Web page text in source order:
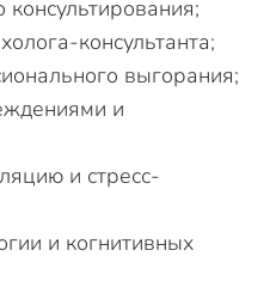
консультанта;
выгорания;
и
и стресс-
и когнитивных